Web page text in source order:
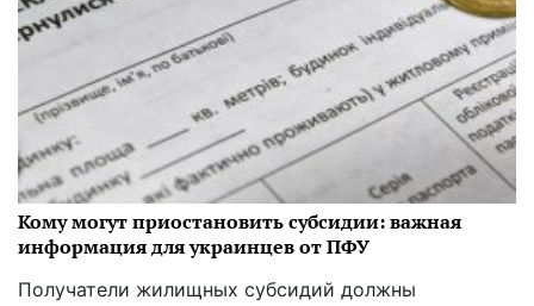
Кому могут приостановить субсидии: важная
информация для украинцев от ПФУ
Получатели жилищных субсидий должны